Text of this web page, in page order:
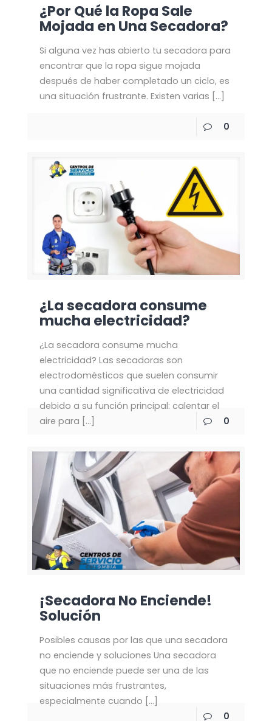
¿Por Qué la Ropa Sale
Mojada en Una Secadora?
Si alguna vez has abierto tu secadora para
encontrar que la ropa sigue mojada
después de haber completado un ciclo, es
una situación frustrante. Existen varias […]
0
¿La secadora consume
mucha electricidad?
¿La secadora consume mucha
electricidad? Las secadoras son
electrodomésticos que suelen consumir
una cantidad significativa de electricidad
debido a su función principal: calentar el
aire para […] 0
¡Secadora No Enciende!
Solución
Posibles causas por las que una secadora
no enciende y soluciones Una secadora
que no enciende puede ser una de las
situaciones más frustrantes,
especialmente cuando […]
0